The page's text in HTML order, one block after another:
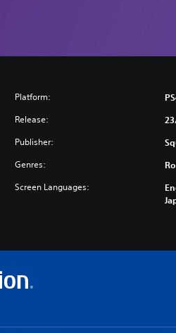
Platform:
Release:
Publisher:
Genres:
Screen Languages: